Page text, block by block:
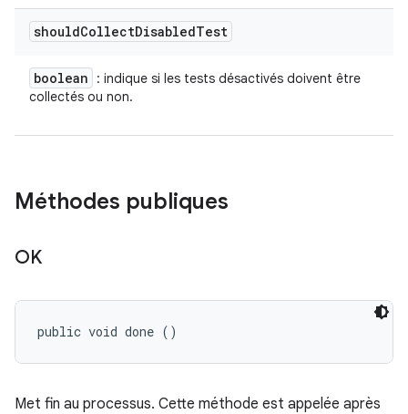
shouldCollectDisabledTest
boolean
: indique si les tests désactivés doivent être
collectés ou non.
Méthodes publiques
OK
public void done ()
Met fin au processus. Cette méthode est appelée après